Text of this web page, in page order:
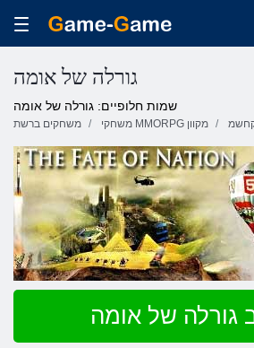
גורלה של אומה
שמות חלופיים: גורלה של אומה
משחקים ברשת משחקי MMORPG מקוון
גורלה של אומה